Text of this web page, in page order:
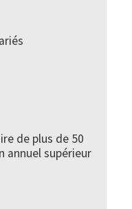
de plus de 50
annuel supérieur